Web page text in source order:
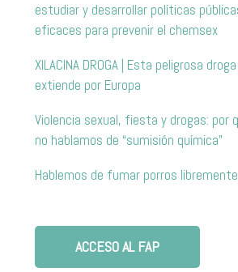
estudiar y desarrollar políticas
eficaces para prevenir el chemsex
XILACINA DROGA | Esta peligrosa
extiende por Europa
Violencia sexual, fiesta y drogas: por
no hablamos de “sumisión química”
Hablemos de fumar porros libremente
ACCESO AL FAP